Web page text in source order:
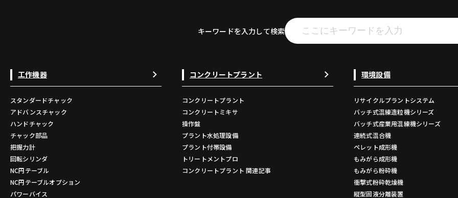
キーワードを入力して検索
工作機器
スタンダードチャック
アドバンスチャック
ハンドチャック
チャック部品
把握力計
回転シリンダ
NC円テーブル
NC円テーブルオプション
パワーバイス
コンクリートプラント
コンクリートプラント
コンクリートミキサ
操作盤
プラント水処理設備
プラント付帯設備
トリートメントプロ
コンクリートプラント 関連記事
環境設備
リサイクルプラントシステム
バッチ式混練造粒機シリーズ
バッチ式産業用混練機シリーズ
連続式混合機
ペレット成形機
もみがら成形機
もみがら粉砕機
衝撃式粉砕乾燥機
縦型固液分離装置